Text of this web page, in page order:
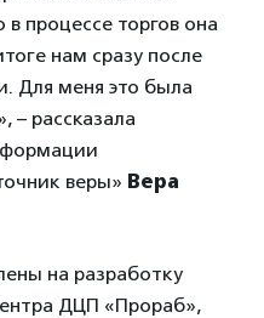
в процессе торгов она
нам сразу после
Для меня это была
– рассказала
веры» Вера
на разработку
ДЦП «Прораб»,